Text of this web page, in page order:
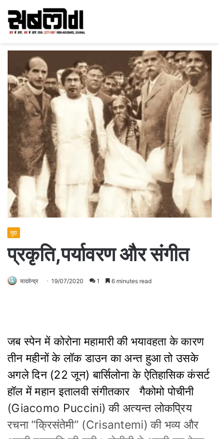
मुद्दा
प्रकृति,पर्यावरण और संगीत
यादवेन्द्र 19/07/2020 1 6 minutes read
जब स्पेन में कोरोना महामारी की भयावहता के कारण
तीन महीनों के लॉक डाउन का अन्त हुआ तो उसके
अगले दिन (22 जून) बार्सिलोना के ऐतिहासिक कंसर्ट
हॉल में महान इतालवी संगीतकार गैकोमो पोचीनी
(Giacomo Puccini) की अत्यन्त लोकप्रिय
रचना “क्रिसंतेमी” (Crisantemi) की भव्य और